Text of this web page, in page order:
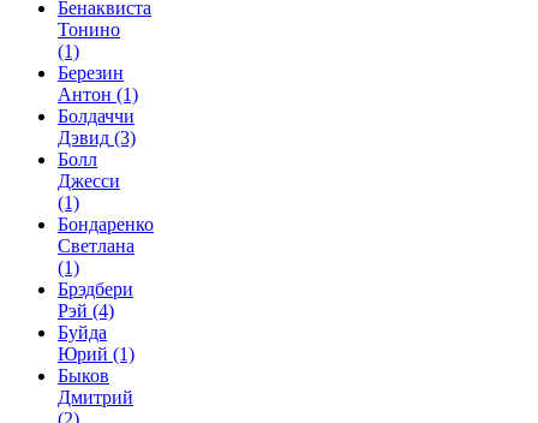
Бенаквиста
Тонино
(1)
Березин
Антон (1)
Болдаччи
Дэвид (3)
Болл
Джесси
(1)
Бондаренко
Светлана
(1)
Брэдбери
Рэй (4)
Буйда
Юрий (1)
Быков
Дмитрий
(2)